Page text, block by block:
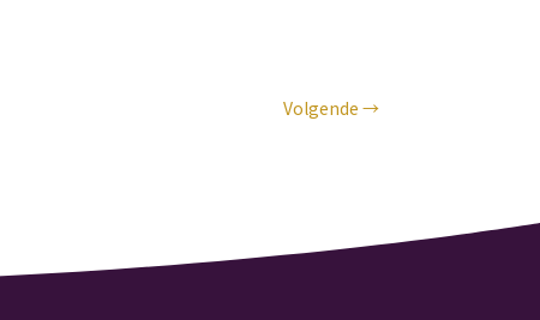
Volgende →